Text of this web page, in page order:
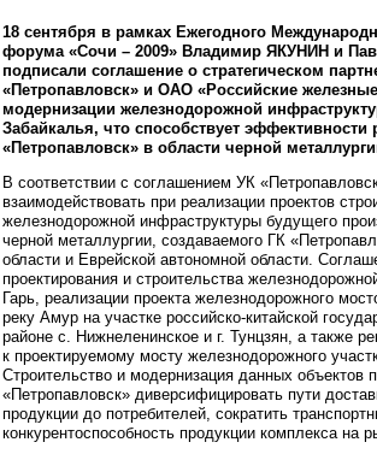
18 сентября в рамках Ежегодного
форума «Сочи – 2009» Владимир ЯКУНИН и
подписали соглашение о стратегическом
«Петропавловск» и ОАО «Российские
модернизации железнодорожной
Забайкалья, что способствует эффективности
«Петропавловск» в области черной
В соответствии с соглашением УК
взаимодействовать при реализации проектов
железнодорожной инфраструктуры будущего
черной металлургии, создаваемого ГК
области и Еврейской автономной области.
проектирования и строительства
Гарь, реализации проекта железнодорожного
реку Амур на участке российско-китайской
районе с. Нижнеленинское и г. Тунцзян, а также
к проектируемому мосту железнодорожного
Строительство и модернизация данных объектов
«Петропавловск» диверсифицировать пути
продукции до потребителей, сократить
конкурентоспособность продукции комплекса на